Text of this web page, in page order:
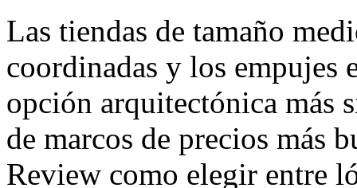
Las tiendas de tamaño
coordinadas y los empujes
opción arquitectónica
de marcos de precios más
Review como elegir entre